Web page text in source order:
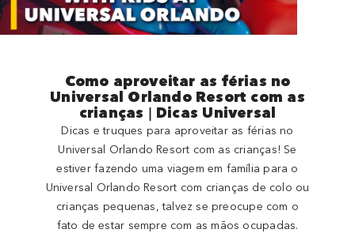
Como aproveitar as férias no
Universal Orlando Resort com as
crianças | Dicas Universal
Dicas e truques para aproveitar as férias no
Universal Orlando Resort com as crianças! Se
estiver fazendo uma viagem em família para o
Universal Orlando Resort com crianças de colo ou
crianças pequenas, talvez se preocupe com o
fato de estar sempre com as mãos ocupadas.